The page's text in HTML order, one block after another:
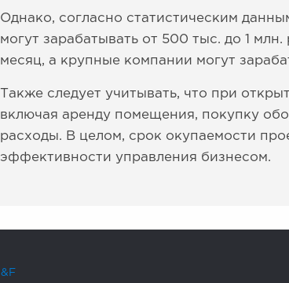
Однако, согласно статистическим
могут зарабатывать от 500 тыс. до 1
месяц, а крупные компании могут
Также следует учитывать, что при
включая аренду помещения, покупку
расходы. В целом, срок окупаемости
эффективности управления бизнесом.